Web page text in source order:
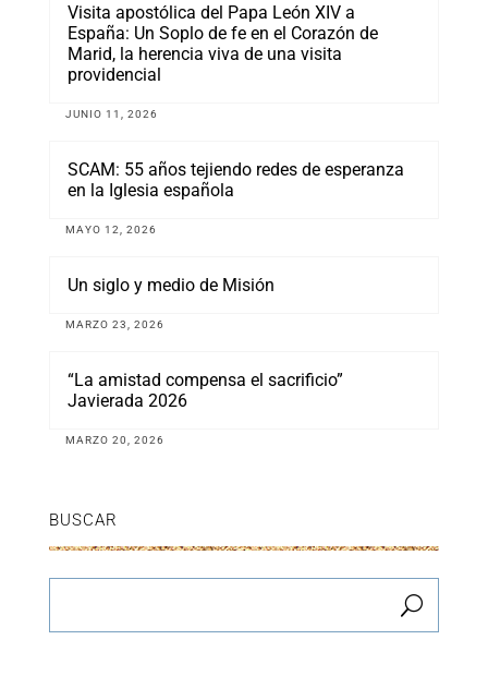
Visita apostólica del Papa León XIV a
España: Un Soplo de fe en el Corazón de
Marid, la herencia viva de una visita
providencial
JUNIO 11, 2026
SCAM: 55 años tejiendo redes de esperanza
en la Iglesia española
MAYO 12, 2026
Un siglo y medio de Misión
MARZO 23, 2026
“La amistad compensa el sacrificio”
Javierada 2026
MARZO 20, 2026
BUSCAR